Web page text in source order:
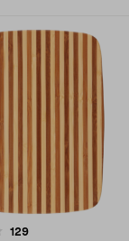
129anmeldelser
5.0 av 5 stjerner